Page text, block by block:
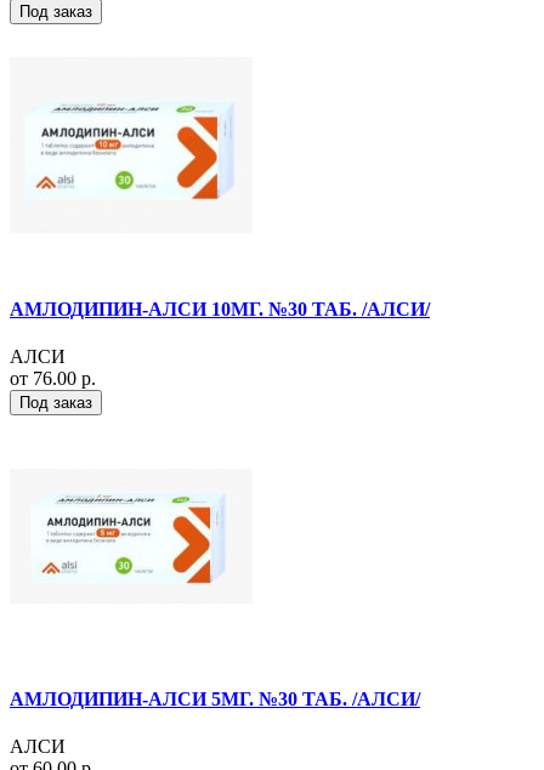
Под заказ
АМЛОДИПИН-АЛСИ 10МГ. №30 ТАБ. /АЛСИ/
АЛСИ
от 76.00 р.
Под заказ
АМЛОДИПИН-АЛСИ 5МГ. №30 ТАБ. /АЛСИ/
АЛСИ